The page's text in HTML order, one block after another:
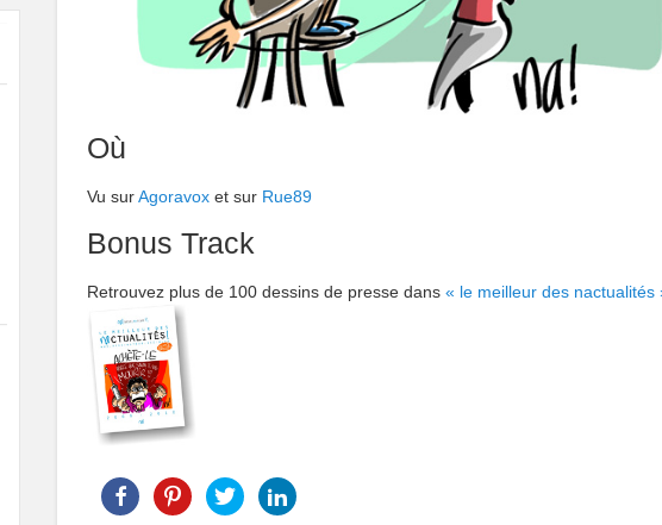
Où
Vu surAgoravox et sur Rue89
Bonus Track
Retrouvez plus de 100 dessins de presse dans « le meilleur des nactualités